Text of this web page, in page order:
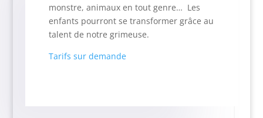
monstre, animaux en tout genre… Les
enfants pourront se transformer grâce au
talent de notre grimeuse.
Tarifs sur demande